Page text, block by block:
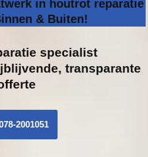
in houtrot reparatie
& Buiten!
specialist
transparante
2001051